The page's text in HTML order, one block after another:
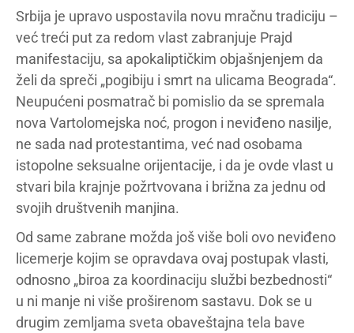
Srbija je upravo uspostavila novu mračnu tradiciju –
već treći put za redom vlast zabranjuje Prajd
manifestaciju, sa apokaliptičkim objašnjenjem da
želi da spreči „pogibiju i smrt na ulicama Beograda“.
Neupućeni posmatrač bi pomislio da se spremala
nova Vartolomejska noć, progon i neviđeno nasilje,
ne sada nad protestantima, već nad osobama
istopolne seksualne orijentacije, i da je ovde vlast u
stvari bila krajnje požrtvovana i brižna za jednu od
svojih društvenih manjina.
Od same zabrane možda još više boli ovo neviđeno
licemerje kojim se opravdava ovaj postupak vlasti,
odnosno „biroa za koordinaciju službi bezbednosti“
u ni manje ni više proširenom sastavu. Dok se u
drugim zemljama sveta obaveštajna tela bave